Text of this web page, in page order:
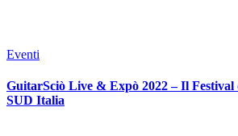
Eventi
GuitarSciò Live & Expò 2022 – Il Festival della Chitarra nel
SUD Italia